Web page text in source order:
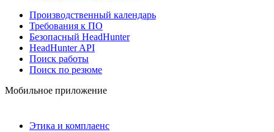
Производственный календарь
Требования к ПО
Безопасный HeadHunter
HeadHunter API
Поиск работы
Поиск по резюме
Мобильное приложение
Этика и комплаенс